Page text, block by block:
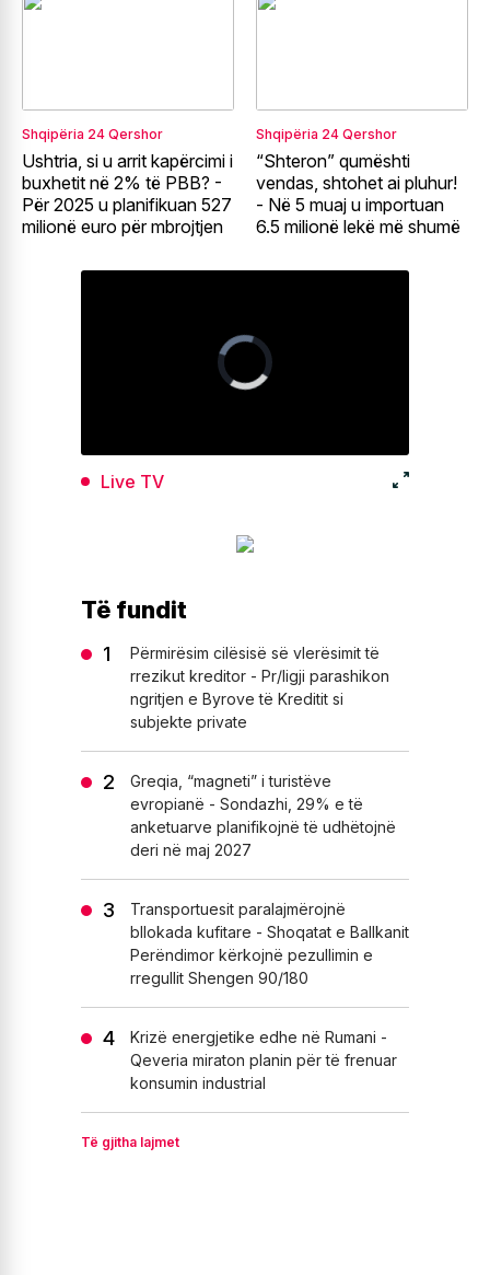
Shqipëria 24 Qershor
Ushtria, si u arrit kapërcimi i
buxhetit në 2% të PBB? -
Për 2025 u planifikuan 527
milionë euro për mbrojtjen
Shqipëria 24 Qershor
“Shteron” qumështi
vendas, shtohet ai pluhur!
- Në 5 muaj u importuan
6.5 milionë lekë më shumë
Live TV
Të fundit
Përmirësim cilësisë së vlerësimit të
rrezikut kreditor - Pr/ligji parashikon
ngritjen e Byrove të Kreditit si
subjekte private
Greqia, “magneti” i turistëve
evropianë - Sondazhi, 29% e të
anketuarve planifikojnë të udhëtojnë
deri në maj 2027
Transportuesit paralajmërojnë
bllokada kufitare - Shoqatat e Ballkanit
Perëndimor kërkojnë pezullimin e
rregullit Shengen 90/180
Krizë energjetike edhe në Rumani -
Qeveria miraton planin për të frenuar
konsumin industrial
Të gjitha lajmet